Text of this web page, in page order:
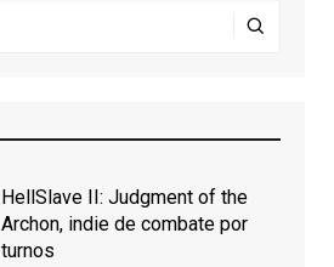
HellSlave II: Judgment of the
Archon, indie de combate por
turnos